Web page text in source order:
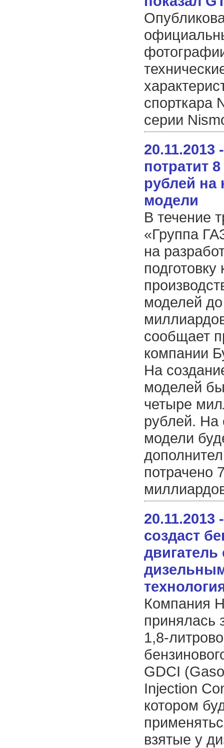
спорткара
серии
20.11.2013
потратит
рублей на
модели
В течение
«Группа
на
подготовку
моделей
сообщает
компании
На
моделей
четыре
рублей.
модели
потрачено
20.11.2013
создаст
двигатель
Компания
принялась
1,8-
GDCI
Injection
котором
взятые у